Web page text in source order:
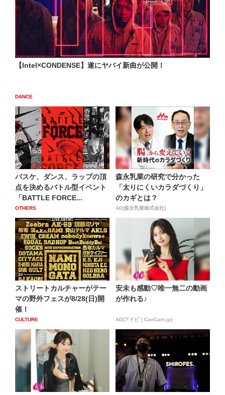
【Intel×CONDENSE】遂にヤバイ新曲が公開！
DANCE
バスケ、ダンス、ラップの頂
点を決めるバトル型イベント
「BATTLE FORCE...
OTHERS
森永乳業の研究で分かった
「太りにくいカラダづくり」
のカギとは？
AD(森永乳業株式会社)
ストリートカルチャーがテー
マの野外フェスが8/28(日)開
催！
CULTURE
安未も感動♡唯一無二の動画
が作れる♪
AD(アドビ｜CanCam.jp)